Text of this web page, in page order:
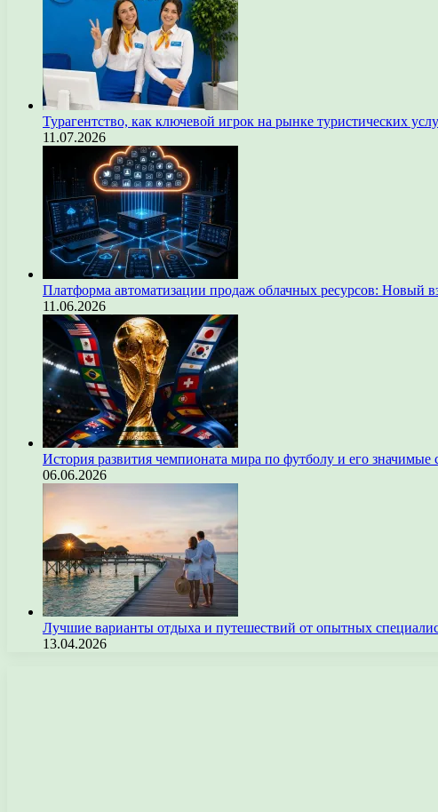
Турагентство, как ключевой игрок на рынке туристических
11.07.2026
Платформа автоматизации продаж облачных ресурсов: Новый
11.06.2026
История развития чемпионата мира по футболу и его значимые
06.06.2026
Лучшие варианты отдыха и путешествий от опытных
13.04.2026